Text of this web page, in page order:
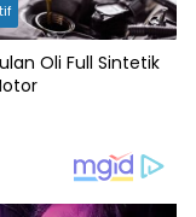
Oli Full Sintetik